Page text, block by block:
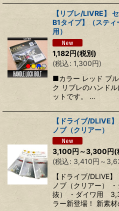
【リブレ/LIVRE】
B1タイプ】（ステ
用）
1,182円(税別)
(税込: 1,300円)
■カラー レッド ブ
ク リブレのハンド
ットです。 …
【ドライブ/DLIVE
ノブ（クリアー）
3,100円 ～3,300円(
(税込: 3,410円 ～
【ドライブ/DLIVE
ノブ（クリアー）
抜） ・ダイワ用
ラー新登場！ 新素